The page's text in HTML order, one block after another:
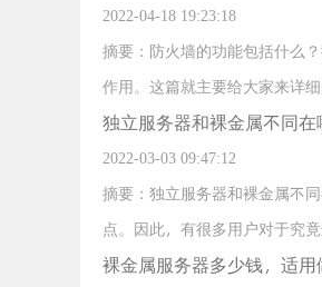
2022-04-18 19:23:18
摘要：防火墙的功能包括什么
作用。这篇就主要给大家来详
吧！
独立服务器和裸金属不同在
2022-03-03 09:47:12
摘要：独立服务器和裸金属不
点。因此，有很多用户对于究
家挑选有帮助。
裸金属服务器多少钱，适用